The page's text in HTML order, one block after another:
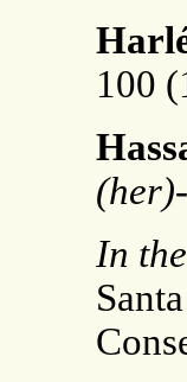
100
In